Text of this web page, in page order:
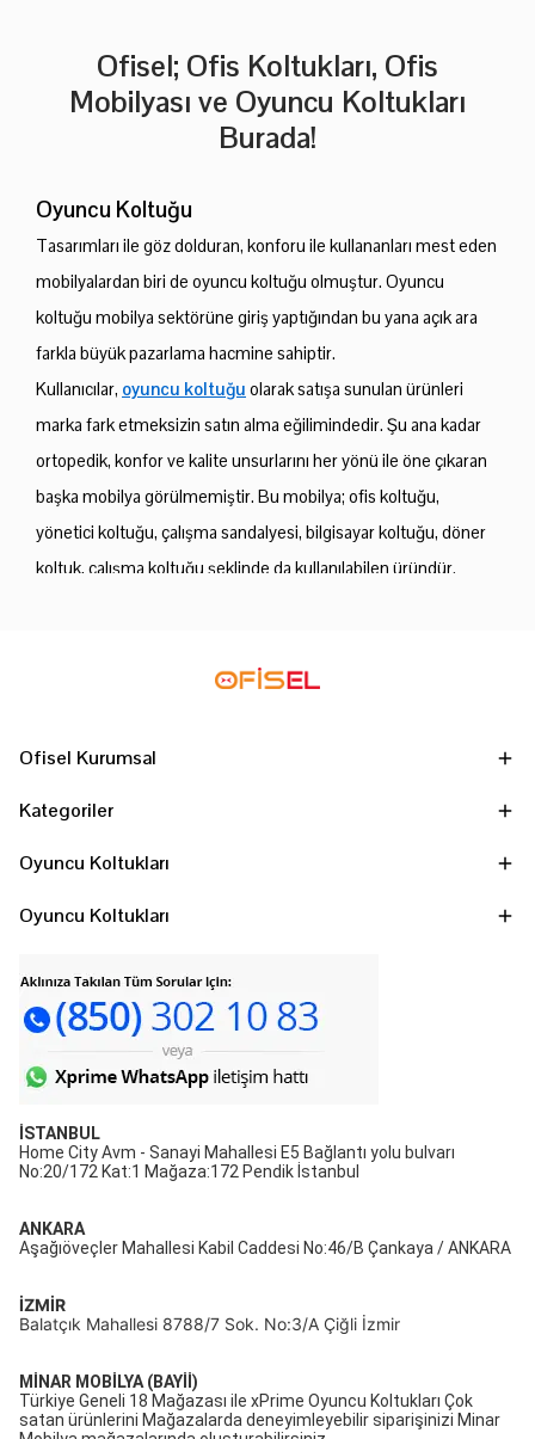
Ofisel; Ofis Koltukları, Ofis
Mobilyası ve Oyuncu Koltukları
Burada!
Oyuncu Koltuğu
Tasarımları ile göz dolduran, konforu ile kullananları mest eden
mobilyalardan biri de oyuncu koltuğu olmuştur. Oyuncu
koltuğu mobilya sektörüne giriş yaptığından bu yana açık ara
farkla büyük pazarlama hacmine sahiptir.
Kullanıcılar, oyuncu koltuğu olarak satışa sunulan ürünleri
marka fark etmeksizin satın alma eğilimindedir. Şu ana kadar
ortopedik, konfor ve kalite unsurlarını her yönü ile öne çıkaran
başka mobilya görülmemiştir. Bu mobilya; ofis koltuğu,
yönetici koltuğu, çalışma sandalyesi, bilgisayar koltuğu, döner
koltuk, çalışma koltuğu şeklinde da kullanılabilen üründür.
desteklemesi, ayaklarınızın yere paralel konumlandırılmasını
ayarlanabilen kademeli sistemi de tercih edilmesinde büyük
oyuncu koltuğu fiyatları araştırırken bu argümanlara daha da
dikkat eder.
· Geriye doğru180°’ye kadar
üzerinde bulunan üst yumuşak doku ile kolçakların hareket
kabiliyeti cezp eder.
3D kolçak ve 4D kolçaklar
öne arkaya, sağa sola, ileri geri hareket ettirilebilir.
magne therapy yastık, ayak uzatma aparatı (Xprime ve Ofisel
markaları için geçerlidir) vardır.
· Ergonomik yapısı dışında esneme kabiliyeti, kumaş oyuncu
koltuğu veya deri oyuncu koltuğu seçeneklerine sahiptir.
· Oyuncu koltuklarının
tekerleklerin 160 kg’a kadar ağırlık taşıma kapasitesi
edilmesinde etkendir.
· Oyuncu koltuğugeniş veya çocuk oyuncu koltukları şeklinde
Ofisel Kurumsal
Kategoriler
Oyuncu Koltukları
Oyuncu Koltukları
İSTANBUL
Home City Avm - Sanayi Mahallesi E5 Bağlantı yolu bulvarı
No:20/172 Kat:1 Mağaza:172 Pendik İstanbul
ANKARA
Aşağıöveçler Mahallesi Kabil Caddesi No:46/B Çankaya / ANKARA
İZMİR
Balatçık Mahallesi 8788/7 Sok. No:3/A Çiğli İzmir
MİNAR MOBİLYA (BAYİİ)
Türkiye Geneli 18 Mağazası ile xPrime Oyuncu Koltukları Çok
satan ürünlerini Mağazalarda deneyimleyebilir siparişinizi Minar